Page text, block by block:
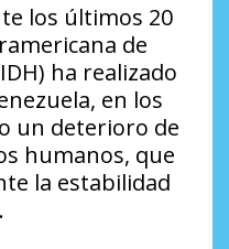
los últimos 20
de
ha realizado
en los
un deterioro de
humanos, que
la estabilidad